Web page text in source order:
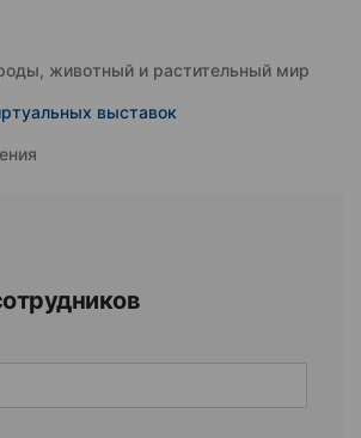
животный и растительный мир
выставок